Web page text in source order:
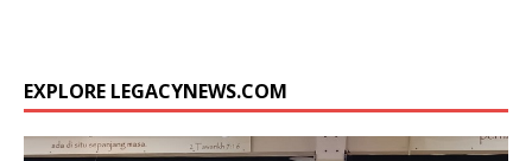
EXPLORE LEGACYNEWS.COM